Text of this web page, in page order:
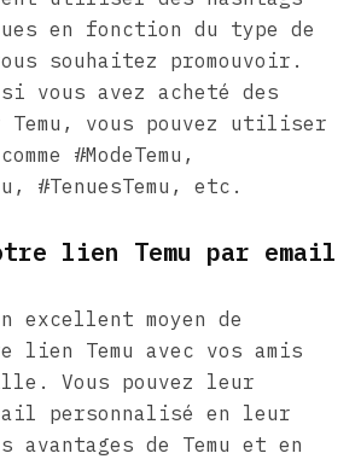
en fonction du type de
souhaitez promouvoir.
vous avez acheté des
Temu, vous pouvez utiliser
#ModeTemu,
#TenuesTemu, etc.
lien Temu par email
excellent moyen de
lien Temu avec vos amis
Vous pouvez leur
personnalisé en leur
avantages de Temu et en